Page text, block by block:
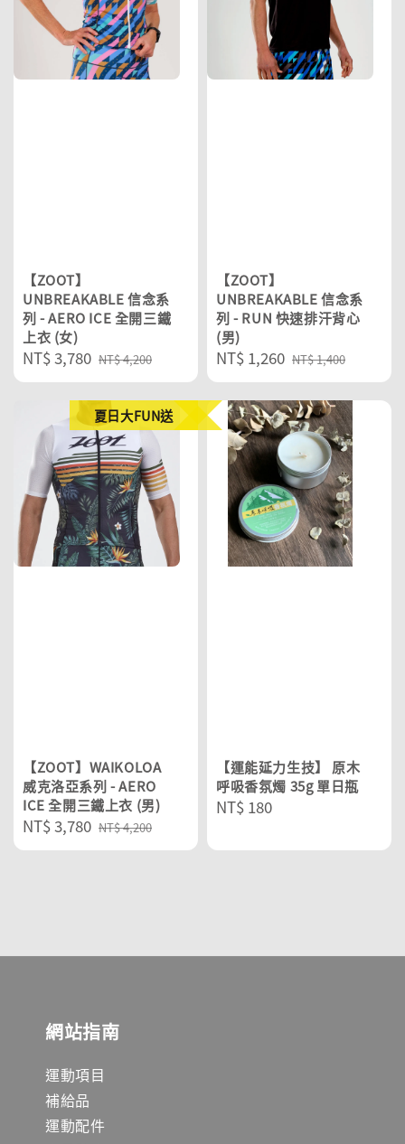
【ZOOT】
UNBREAKABLE 信念系
列 - AERO ICE 全開三鐵
上衣 (女)
Sale
price
NT$ 3,780 Regular
price
NT$ 4,200
【ZOOT】
UNBREAKABLE 信念系
列 - RUN 快速排汗背心
(男)
Sale
price
NT$ 1,260 Regular
price
NT$ 1,400
夏日大FUN送
【ZOOT】WAIKOLOA
威克洛亞系列 - AERO
ICE 全開三鐵上衣 (男)
Sale
price
NT$ 3,780 Regular
price
NT$ 4,200
【運能延力生技】 原木
呼吸香氛燭 35g 單日瓶
Regular
NT$ 180
網站指南
運動項目
補給品
運動配件